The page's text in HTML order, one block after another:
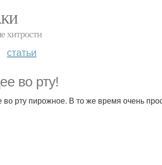
хитрости
статьи
во рту!
рту пирожное. В то же время очень